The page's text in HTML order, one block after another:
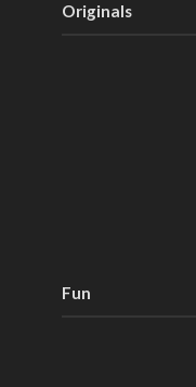
Originals
Fun